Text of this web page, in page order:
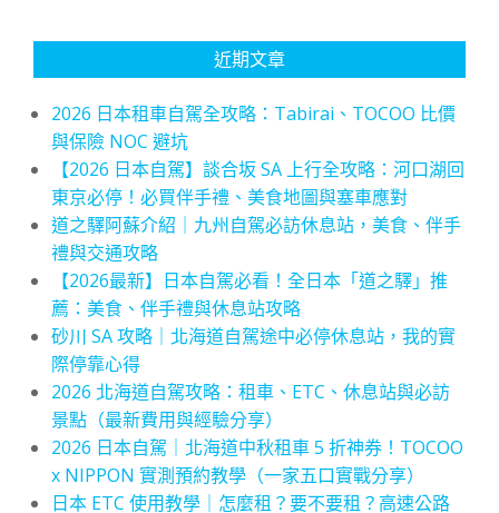
近期文章
2026 日本租車自駕全攻略：Tabirai、TOCOO 比價
與保險 NOC 避坑
【2026 日本自駕】談合坂 SA 上行全攻略：河口湖回
東京必停！必買伴手禮、美食地圖與塞車應對
道之驛阿蘇介紹｜九州自駕必訪休息站，美食、伴手
禮與交通攻略
【2026最新】日本自駕必看！全日本「道之驛」推
薦：美食、伴手禮與休息站攻略
砂川 SA 攻略｜北海道自駕途中必停休息站，我的實
際停靠心得
2026 北海道自駕攻略：租車、ETC、休息站與必訪
景點（最新費用與經驗分享）
2026 日本自駕｜北海道中秋租車 5 折神券！TOCOO
x NIPPON 實測預約教學（一家五口實戰分享）
日本 ETC 使用教學｜怎麼租？要不要租？高速公路